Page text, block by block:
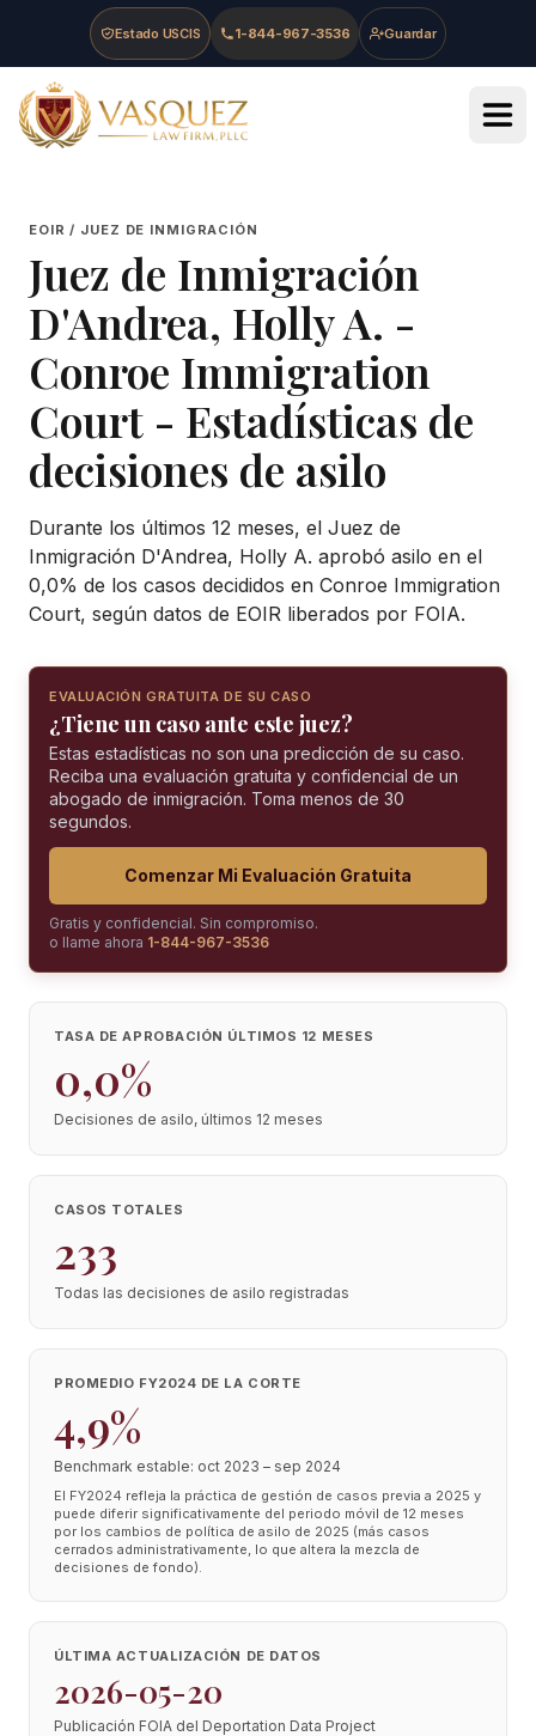
Skip to main content
Skip to navigation
Skip to footer
Estado USCIS 1-844-967-3536 Guardar
Vasquez Law Firm - Home
EOIR / JUEZ DE INMIGRACIÓN
Juez de Inmigración
D'Andrea, Holly A. -
Conroe Immigration
Court - Estadísticas de
decisiones de asilo
Durante los últimos 12 meses, el Juez de
Inmigración D'Andrea, Holly A. aprobó asilo en el
0,0% de los casos decididos en Conroe Immigration
Court, según datos de EOIR liberados por FOIA.
EVALUACIÓN GRATUITA DE SU CASO
¿Tiene un caso ante este juez?
Estas estadísticas no son una predicción de su caso.
Reciba una evaluación gratuita y confidencial de un
abogado de inmigración. Toma menos de 30
segundos.
Comenzar Mi Evaluación Gratuita
Gratis y confidencial. Sin compromiso.
o llame ahora 1-844-967-3536
TASA DE APROBACIÓN ÚLTIMOS 12 MESES
0,0%
Decisiones de asilo, últimos 12 meses
CASOS TOTALES
233
Todas las decisiones de asilo registradas
PROMEDIO FY2024 DE LA CORTE
4,9%
Benchmark estable: oct 2023 – sep 2024
El FY2024 refleja la práctica de gestión de casos previa a 2025 y
puede diferir significativamente del periodo móvil de 12 meses
por los cambios de política de asilo de 2025 (más casos
cerrados administrativamente, lo que altera la mezcla de
decisiones de fondo).
ÚLTIMA ACTUALIZACIÓN DE DATOS
2026-05-20
Publicación FOIA del Deportation Data Project